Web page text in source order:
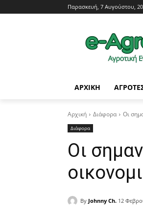
Παρασκευή, 7 Αυγούστου,
ΑΡΧΙΚΗ
Αρχική Διάφορα Οι
Διάφορα
Οι
By Johnny Ch. 12